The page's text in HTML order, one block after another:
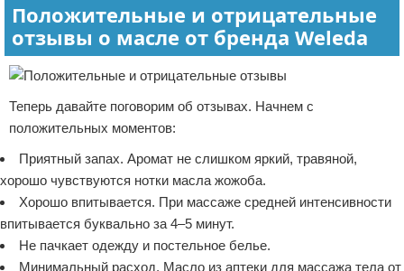
Положительные и отрицательные
отзывы о масле от бренда Weleda
Теперь давайте поговорим об отзывах. Начнем с
положительных моментов:
Приятный запах. Аромат не слишком яркий, травяной,
хорошо чувствуются нотки масла жожоба.
Хорошо впитывается. При массаже средней интенсивности
впитывается буквально за 4–5 минут.
Не пачкает одежду и постельное белье.
Минимальный расход. Масло из аптеки для массажа тела от